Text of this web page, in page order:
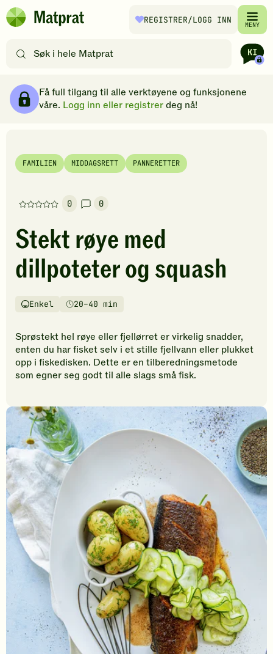
Hopp til hovedinnhold
Matprat
REGISTRER/LOGG INN MENY
etter
filtre
Få full tilgang til alle verktøyene og funksjonene
våre. Logg inn eller registrerdeg nå!
FAMILIEN MIDDAGSRETT PANNERETTER
0
Denne
har
foreløpig
ingen
vurderinger.
den
til
å
vurdere
denne
oppskriften.
0
Stekt røye med
dillpoteter og squash
Vanskelighetsgrad
Enkel
Tilberedningstid20–40 min
Sprøstekt hel røye eller fjellørret er virkelig snadder,
enten du har fisket selv i et stille fjellvann eller plukket
opp i fiskedisken. Dette er en tilberedningsmetode
som egner seg godt til alle slags små fisk.